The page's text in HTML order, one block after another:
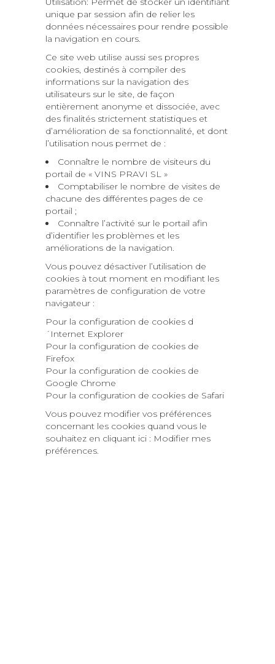
unique par session afin de relier les
données nécessaires pour rendre possible
la navigation en cours.
Ce site web utilise aussi ses propres
cookies, destinés à compiler des
informations sur la navigation des
utilisateurs sur le site, de façon
entièrement anonyme et dissociée, avec
des finalités strictement statistiques et
d’amélioration de sa fonctionnalité, et dont
l’utilisation nous permet de :
Connaître le nombre de visiteurs du
portail de « VINS PRAVI SL »
Comptabiliser le nombre de visites de
chacune des différentes pages de ce
portail ;
Connaître l’activité sur le portail afin
d’identifier les problèmes et les
améliorations de la navigation.
Vous pouvez désactiver l’utilisation de
cookies à tout moment en modifiant les
paramètres de configuration de votre
navigateur :
Pour la configuration de cookies d
´Internet Explorer
Pour la configuration de cookies de
Firefox
Pour la configuration de cookies de
Google Chrome
Pour la configuration de cookies de Safari
Vous pouvez modifier vos préférences
concernant les cookies quand vous le
souhaitez en cliquant ici : Modifier mes
préférences.